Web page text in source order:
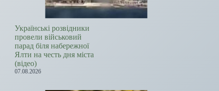
Українські розвідники
провели військовий
парад біля набережної
Ялти на честь дня міста
(відео)
07.08.2026